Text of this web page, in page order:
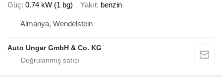
Güç 0.74 kW (1 bg) Yakıt benzin
Almanya, Wendelstein
Auto Ungar GmbH & Co. KG